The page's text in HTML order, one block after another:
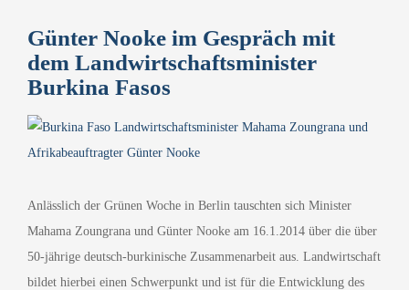
Günter Nooke im Gespräch mit
dem Landwirtschaftsminister
Burkina Fasos
Zeige
grösseres
Anlässlich der Grünen Woche in Berlin tauschten sich Minister
Mahama Zoungrana und Günter Nooke am 16.1.2014 über die über
50-jährige deutsch-burkinische Zusammenarbeit aus. Landwirtschaft
bildet hierbei einen Schwerpunkt und ist für die Entwicklung des